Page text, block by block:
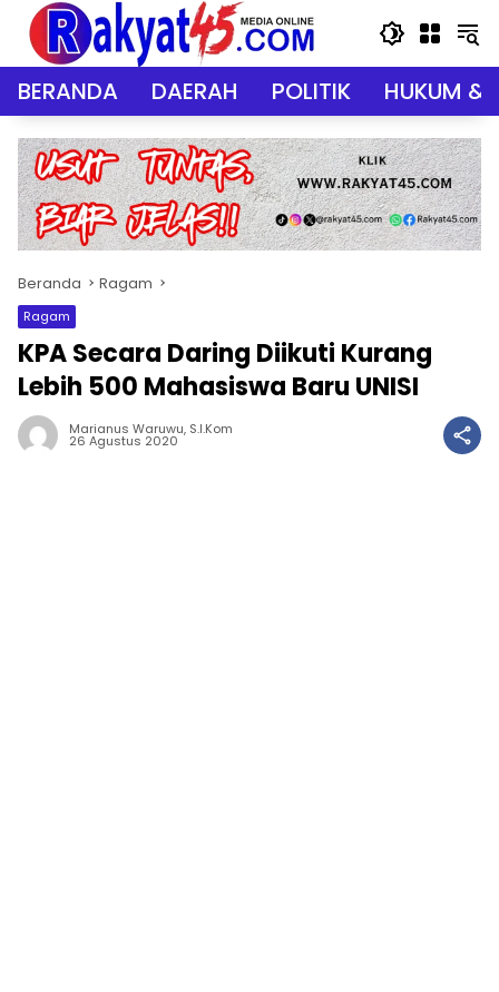
Langsung
konten
BERANDA DAERAH POLITIK HUKUM &
Beranda Ragam
Ragam
KPA Secara Daring Diikuti Kurang
Lebih 500 Mahasiswa Baru UNISI
Marianus Waruwu, S.I.Kom
26 Agustus 2020